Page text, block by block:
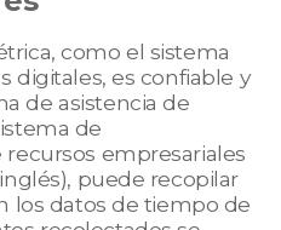
como el sistema
digitales, es confiable y
de asistencia de
de
recursos empresariales
puede recopilar
los datos de tiempo de